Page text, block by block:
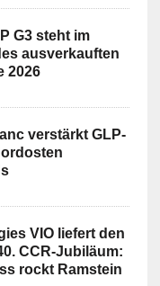
G3 steht im
ausverkauften
2026
verstärkt GLP-
VIO liefert den
CCR-Jubiläum:
rockt Ramstein